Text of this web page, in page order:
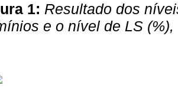
1: Resultado dos
e o nível de LS